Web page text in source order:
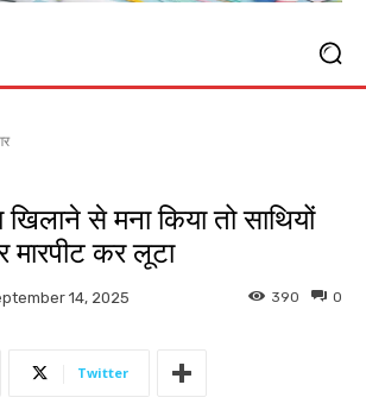
से मना किया तो साथियों
कर लूटा
14, 2025 0
390
Twitter